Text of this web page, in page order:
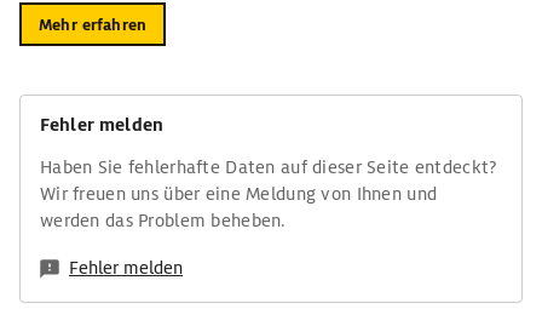
Mehr erfahren
Fehler melden
Haben Sie fehlerhafte Daten auf dieser Seite entdeckt?
Wir freuen uns über eine Meldung von Ihnen und
werden das Problem beheben.
Fehler melden